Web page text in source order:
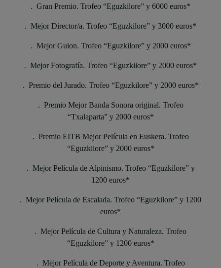
. Gran Premio. Trofeo “Eguzkilore” y 6000 euros*
. Mejor Director/a. Trofeo “Eguzkilore” y 3000 euros*
. Mejor Guion. Trofeo “Eguzkilore” y 2000 euros*
. Mejor Fotografía. Trofeo “Eguzkilore” y 2000 euros*
. Premio del Jurado. Trofeo “Eguzkilore” y 2000 euros*
. Premio Mejor Banda Sonora original. Trofeo
“Txalaparta” y 2000 euros*
. Premio EITB Mejor Película en Euskera. Trofeo
“Eguzkilore” y 2000 euros*
. Mejor Película de Alpinismo. Trofeo “Eguzkilore” y
1200 euros*
. Mejor Película de Escalada. Trofeo “Eguzkilore” y 1200
euros*
. Mejor Película de Cultura y Naturaleza. Trofeo
“Eguzkilore” y 1200 euros*
. Mejor Película de Deporte y Aventura. Trofeo